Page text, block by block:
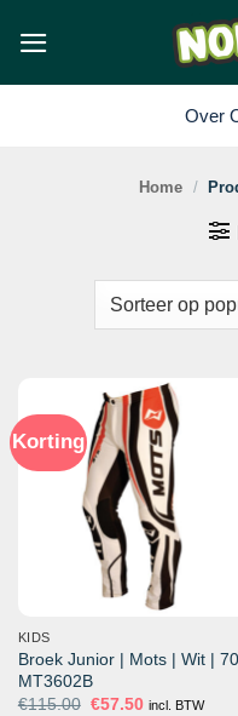
naar
Over
Home /
Korting
KIDS
Broek Junior | Mots | Wit |
MT3602B
€115.00 Oorspronkelijke
€57.50Huidige
incl. BTW